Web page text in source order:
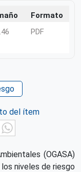
Formato
PDF
del ítem
Twitter
(OGASA)
niveles de riesgo